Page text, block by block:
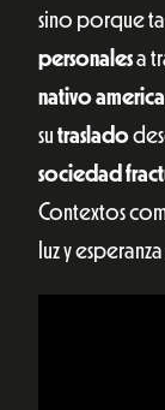
sino porque
personalesa
nativo
su traslado
sociedad
Contextos
luz y